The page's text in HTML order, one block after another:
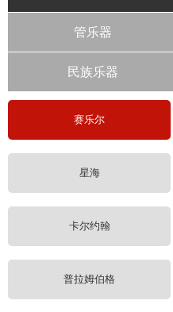
管乐器
民族乐器
赛乐尔
星海
卡尔约翰
普拉姆伯格